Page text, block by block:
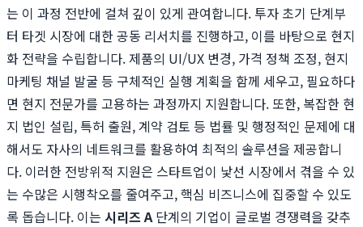
는 이 과정 전반에 걸쳐 깊이 있게 관여합니다. 투자 초기 단계부
터 타겟 시장에 대한 공동 리서치를 진행하고, 이를 바탕으로 현지
화 전략을 수립합니다. 제품의 UI/UX 변경, 가격 정책 조정, 현지
마케팅 채널 발굴 등 구체적인 실행 계획을 함께 세우고, 필요하다
면 현지 전문가를 고용하는 과정까지 지원합니다. 또한, 복잡한 현
지 법인 설립, 특허 출원, 계약 검토 등 법률 및 행정적인 문제에 대
해서도 자사의 네트워크를 활용하여 최적의 솔루션을 제공합니
다. 이러한 전방위적 지원은 스타트업이 낯선 시장에서 겪을 수 있
는 수많은 시행착오를 줄여주고, 핵심 비즈니스에 집중할 수 있도
록 돕습니다. 이는 시리즈 A단계의 기업이 글로벌 경쟁력을 갖추